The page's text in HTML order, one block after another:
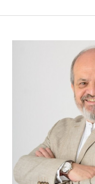
*
Guarda mi
este navegador
comente.
Este sitio